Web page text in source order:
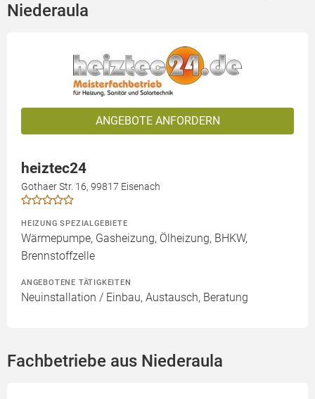
Niederaula
ANGEBOTE ANFORDERN
heiztec24
Gothaer Str. 16, 99817 Eisenach
HEIZUNG SPEZIALGEBIETE
Wärmepumpe, Gasheizung, Ölheizung, BHKW,
Brennstoffzelle
ANGEBOTENE TÄTIGKEITEN
Neuinstallation / Einbau, Austausch, Beratung
Fachbetriebe aus Niederaula